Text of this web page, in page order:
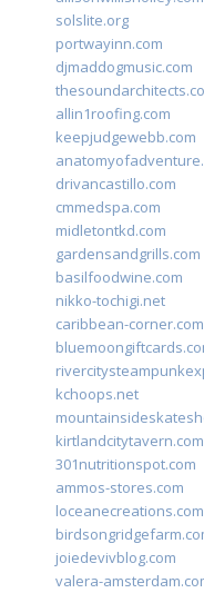
solslite.org
portwayinn.com
djmaddogmusic.com
allin1roofing.com
keepjudgewebb.com
drivancastillo.com
cmmedspa.com
midletontkd.com
gardensandgrills.com
basilfoodwine.com
nikko-tochigi.net
caribbean-corner.com
kchoops.net
kirtlandcitytavern.com
301nutritionspot.com
ammos-stores.com
loceanecreations.com
joiedevivblog.com
valera-